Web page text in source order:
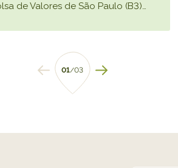
de Valores de São Paulo (B3)…
01/03